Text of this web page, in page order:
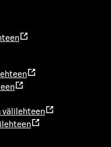
välilehteen